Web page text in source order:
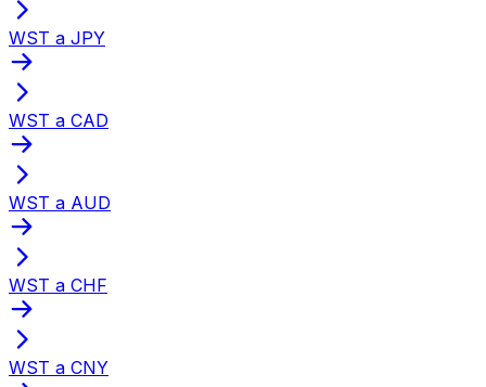
WST a JPY
WST a CAD
WST a AUD
WST a CHF
WST a CNY